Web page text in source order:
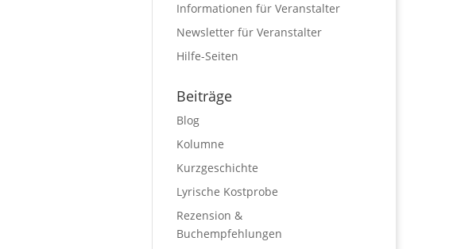
Informationen für Veranstalter
Newsletter für Veranstalter
Hilfe-Seiten
Beiträge
Blog
Kolumne
Kurzgeschichte
Lyrische Kostprobe
Rezension &
Buchempfehlungen